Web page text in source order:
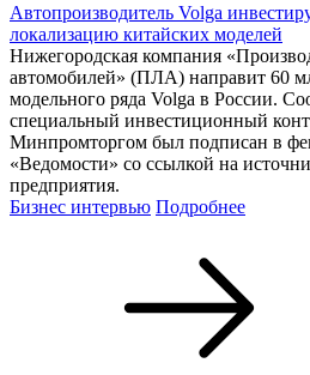
Автопроизводитель Volga
локализацию китайских моделей
Нижегородская компания
автомобилей» (ПЛА) направит 60
модельного ряда Volga в России.
специальный инвестиционный
Минпромторгом был подписан в
«Ведомости» со ссылкой на
предприятия.
Бизнес интервью Подробнее